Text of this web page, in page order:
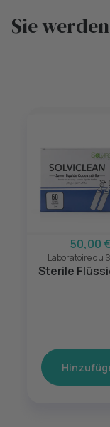
Sie
50,00 €
Laboratoire du
Sterile